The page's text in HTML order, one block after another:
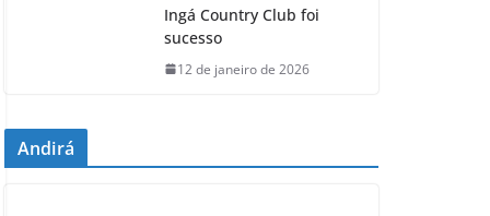
Ingá Country Club foi
sucesso
12 de janeiro de 2026
Andirá